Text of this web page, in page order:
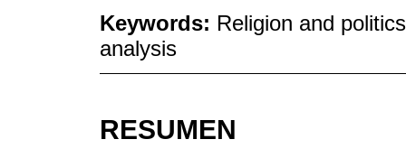
Keywords: Religion and
analysis
RESUMEN